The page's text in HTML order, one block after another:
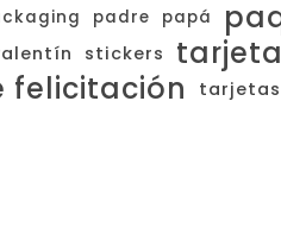
padre papá
stickers
felicitación